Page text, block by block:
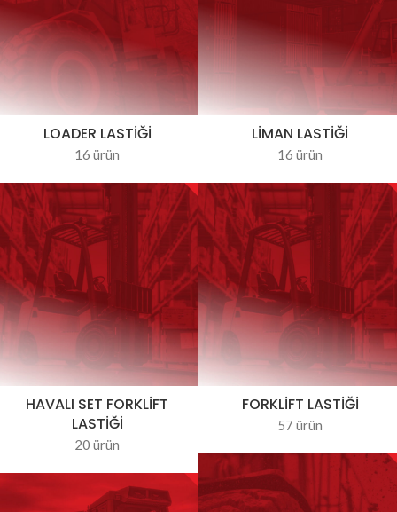
LOADER LASTIĞI
16 ürün
LIMAN LASTIĞI
16 ürün
HAVALI SET FORKLIFT
LASTIĞI
20 ürün
FORKLIFT LASTIĞI
57 ürün